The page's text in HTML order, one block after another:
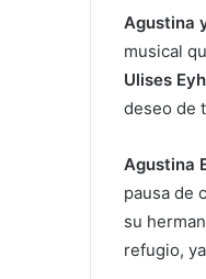
Agustina
musical
Ulises
deseo de
Agustina
pausa de
su
refugio,